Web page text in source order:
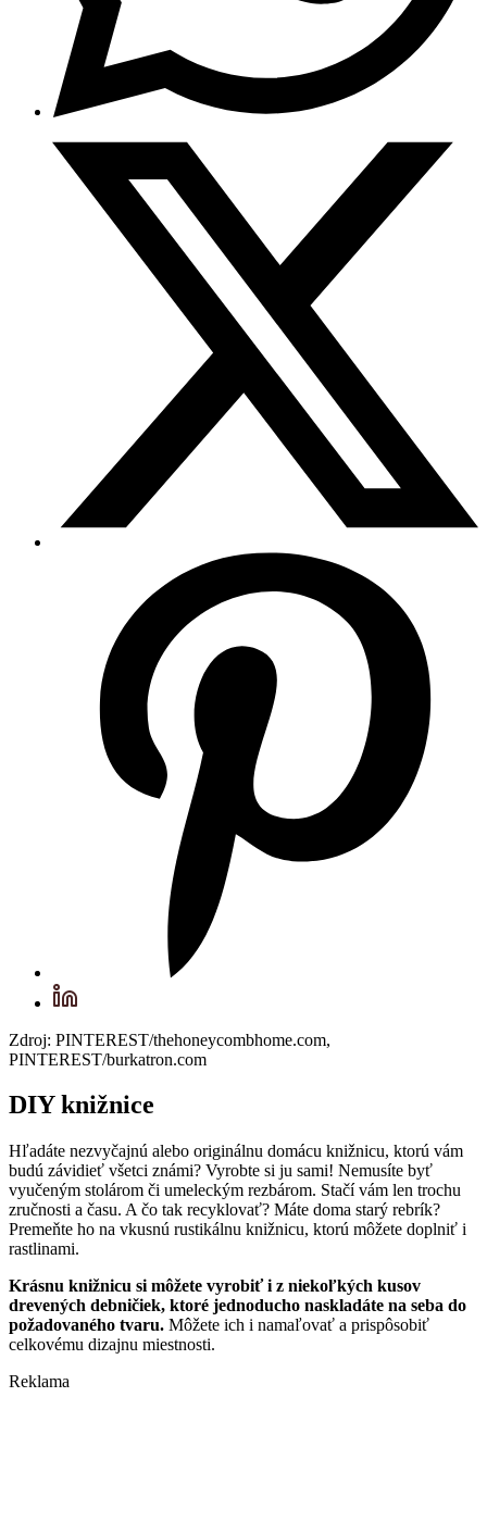
Zdroj: PINTEREST/thehoneycombhome.com,
PINTEREST/burkatron.com
DIY knižnice
Hľadáte nezvyčajnú alebo originálnu domácu knižnicu, ktorú vám
budú závidieť všetci známi? Vyrobte si ju sami! Nemusíte byť
vyučeným stolárom či umeleckým rezbárom. Stačí vám len trochu
zručnosti a času. A čo tak recyklovať? Máte doma starý rebrík?
Premeňte ho na vkusnú rustikálnu knižnicu, ktorú môžete doplniť i
rastlinami.
Krásnu knižnicu si môžete vyrobiť i z niekoľkých kusov
drevených debničiek, ktoré jednoducho naskladáte na seba do
požadovaného tvaru. Môžete ich i namaľovať a prispôsobiť
celkovému dizajnu miestnosti.
Reklama